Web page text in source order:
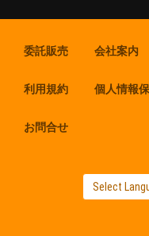
委託販売 会社案内
利用規約 個人情報
お問合せ